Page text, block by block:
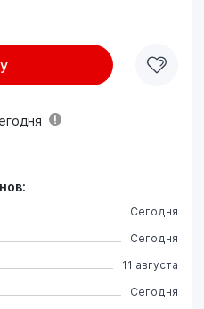
Сегодня
Сегодня
11 августа
Сегодня